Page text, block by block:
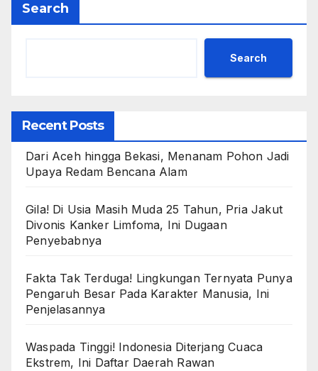
Search
Search
Recent Posts
Dari Aceh hingga Bekasi, Menanam Pohon Jadi
Upaya Redam Bencana Alam
Gila! Di Usia Masih Muda 25 Tahun, Pria Jakut
Divonis Kanker Limfoma, Ini Dugaan
Penyebabnya
Fakta Tak Terduga! Lingkungan Ternyata Punya
Pengaruh Besar Pada Karakter Manusia, Ini
Penjelasannya
Waspada Tinggi! Indonesia Diterjang Cuaca
Ekstrem, Ini Daftar Daerah Rawan